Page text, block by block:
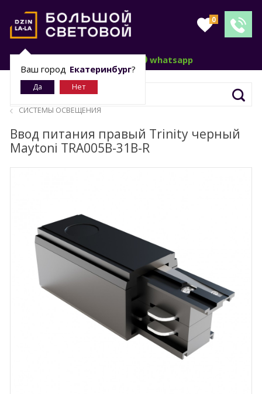
0
Ваш город Екатеринбург?
whatsapp
СИСТЕМЫ ОСВЕЩЕНИЯ
Ввод питания правый Trinity черный
Maytoni TRA005B-31B-R